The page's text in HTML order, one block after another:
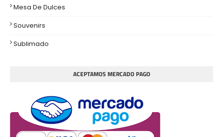
Mesa De Dulces
Souvenirs
Sublimado
ACEPTAMOS MERCADO PAGO